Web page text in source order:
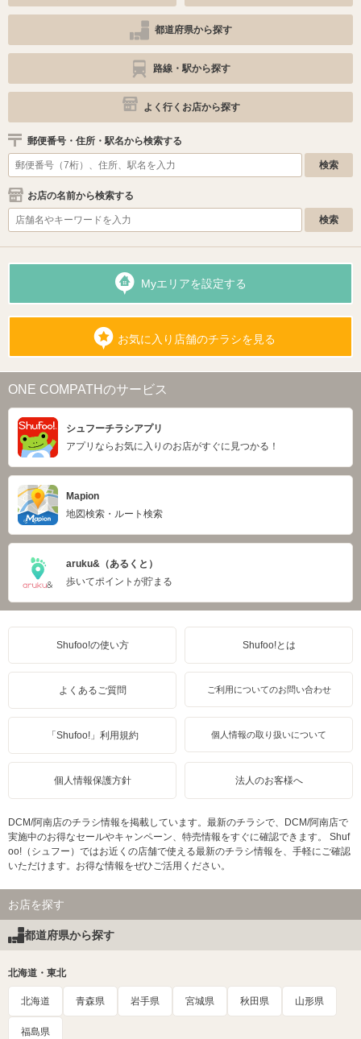
都道府県から探す
路線・駅から探す
よく行くお店から探す
郵便番号・住所・駅名から検索する
お店の名前から検索する
Myエリアを設定する
お気に入り店舗のチラシを見る
ONE COMPATHのサービス
シュフーチラシアプリ
アプリならお気に入りのお店がすぐに見つかる！
Mapion
地図検索・ルート検索
aruku&（あるくと）
歩いてポイントが貯まる
Shufoo!の使い方 Shufoo!とは
よくあるご質問 ご利用についてのお問い合わせ
「Shufoo!」利用規約 個人情報の取り扱いについて
個人情報保護方針 法人のお客様へ
DCM/阿南店のチラシ情報を掲載しています。最新のチラシで、DCM/阿南店で
実施中のお得なセールやキャンペーン、特売情報をすぐに確認できます。 Shuf
oo!（シュフー）ではお近くの店舗で使える最新のチラシ情報を、手軽にご確認
いただけます。お得な情報をぜひご活用ください。
お店を探す
都道府県から探す
北海道・東北
北海道 青森県 岩手県 宮城県 秋田県 山形県
福島県